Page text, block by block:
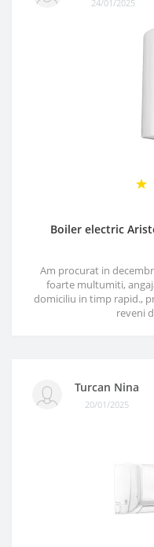
24/01/2025
Boiler electric
Am procurat in
foarte multumiti,
domiciliu in timp rapid.,
reveni
Turcan Nina
20/01/2025